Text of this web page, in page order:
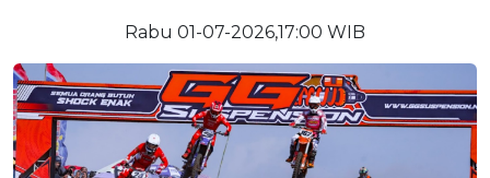
Rabu 01-07-2026,17:00 WIB